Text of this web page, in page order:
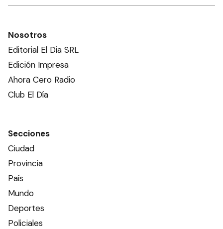
Nosotros
Editorial El Dia SRL
Edición Impresa
Ahora Cero Radio
Club El Día
Secciones
Ciudad
Provincia
País
Mundo
Deportes
Policiales